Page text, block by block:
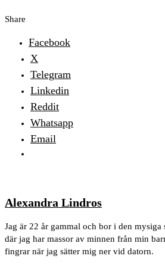
Share
Facebook
X
Telegram
Linkedin
Reddit
Whatsapp
Email
Alexandra Lindros
Jag är 22 år gammal och bor i den
där jag har massor av minnen från min
fingrar när jag sätter mig ner vid datorn.